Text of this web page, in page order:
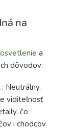
na
a
dôvodov:
: Neutrálny,
viditeľnosť
čo
i chodcov.